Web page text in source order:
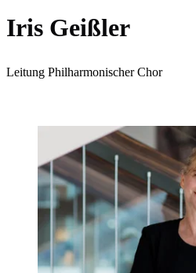
Iris Geißler
Leitung Philharmonischer Chor